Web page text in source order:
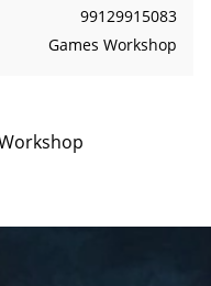
99129915083
Games Workshop